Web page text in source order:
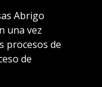
Abrigo
una vez
procesos de
de